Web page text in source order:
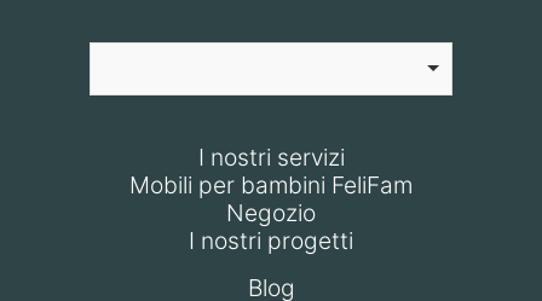
I nostri servizi
Mobili per bambini FeliFam
Negozio
I nostri progetti
Blog